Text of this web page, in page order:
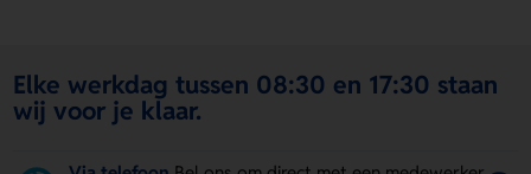
Elke werkdag tussen 08:30 en 17:30 staan
wij voor je klaar.